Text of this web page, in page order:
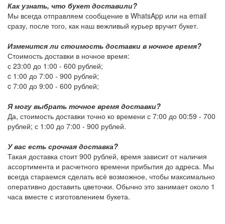
Как узнать, что букет доставили?
Мы всегда отправляем сообщение в WhatsApp или на email
сразу, после того, как наш вежливый курьер вручит букет.
Изменится ли стоимость доставки в ночное время?
Стоимость доставки в ночное время:
с 23:00 до 1:00 - 600 рублей;
c 1:00 до 7:00 - 900 рублей;
c 7:00 до 9:00 - 600 рублей;
Я могу выбрать точное время доставки?
Да, стоимость доставки точно ко времени с 7:00 до 00:59 - 700
рублей; с 1:00 до 7:00 - 900 рублей.
У вас есть срочная доставка?
Такая доставка стоит900 рублей, время зависит от наличия
ассортимента и расчетного времени прибытия до адреса. Мы
всегда стараемся сделать всё возможное, чтобы максимально
оперативно доставить цветочки. Обычно это занимает около 1
часа вместе с изготовлением букета.